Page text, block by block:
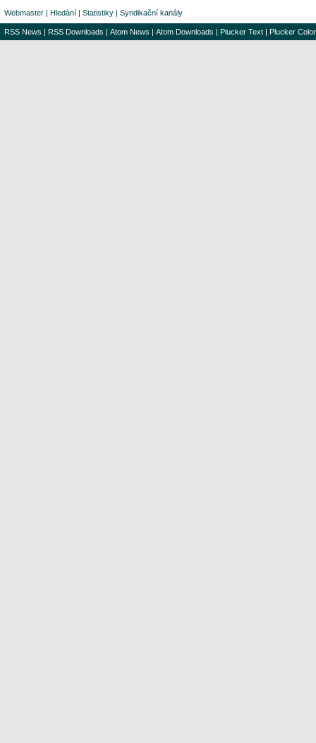
Webmaster | Hledání | Statistiky | Syndikační kanály
RSS News | RSS Downloads | Atom News | Atom Downloads | Plucker Text | Plucker Color